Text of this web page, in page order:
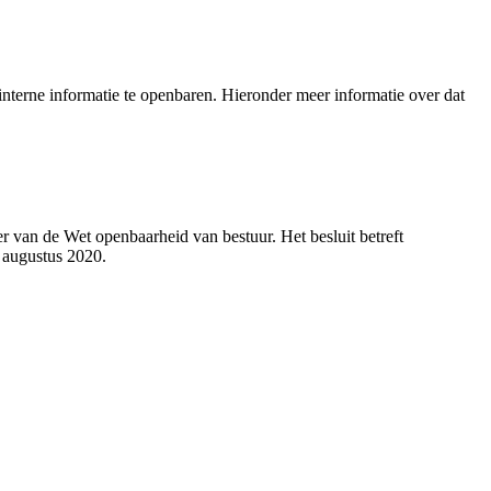
informatie te openbaren. Hieronder meer informatie over dat
de Wet openbaarheid van bestuur. Het besluit betreft
2020.